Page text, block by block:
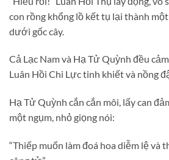
con rồng khổng lồ kết tụ lại thành
dưới gốc cây.
Cả Lạc Nam và Hạ Tử Quỳnh đều
Luân Hồi Chi Lực tinh khiết và nồng
Hạ Tử Quỳnh cắn cắn môi, lấy can
một ngụm, nhỏ giọng nói:
“Thiếp muốn làm đoá hoa diễm lệ và